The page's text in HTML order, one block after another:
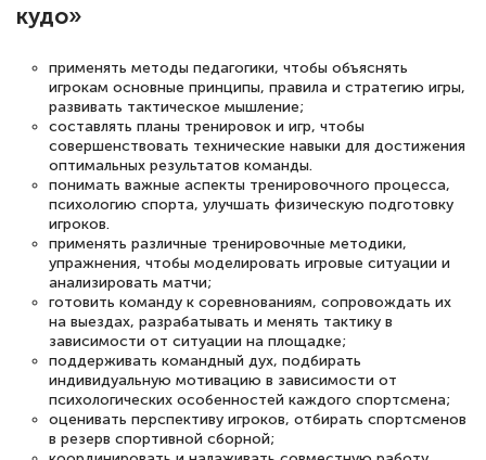
кудо»
применять методы педагогики, чтобы объяснять
игрокам основные принципы, правила и стратегию игры,
развивать тактическое мышление;
составлять планы тренировок и игр, чтобы
совершенствовать технические навыки для достижения
оптимальных результатов команды.
понимать важные аспекты тренировочного процесса,
психологию спорта, улучшать физическую подготовку
игроков.
применять различные тренировочные методики,
упражнения, чтобы моделировать игровые ситуации и
анализировать матчи;
готовить команду к соревнованиям, сопровождать их
на выездах, разрабатывать и менять тактику в
зависимости от ситуации на площадке;
поддерживать командный дух, подбирать
индивидуальную мотивацию в зависимости от
психологических особенностей каждого спортсмена;
оценивать перспективу игроков, отбирать спортсменов
в резерв спортивной сборной;